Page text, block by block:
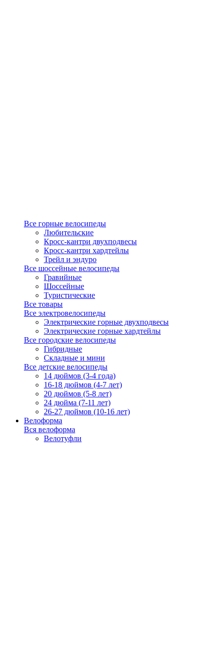
Все горные велосипеды
Любительские
Кросс-кантри двухподвесы
Кросс-кантри хардтейлы
Трейл и эндуро
Все шоссейные велосипеды
Гравийные
Шоссейные
Туристические
Все товары
Все электровелосипеды
Электрические горные двухподвесы
Электрические горные хардтейлы
Все городские велосипеды
Гибридные
Складные и мини
Все детские велосипеды
14 дюймов (3-4 года)
16-18 дюймов (4-7 лет)
20 дюймов (5-8 лет)
24 дюйма (7-11 лет)
26-27 дюймов (10-16 лет)
Велоформа
Вся велоформа
Велотуфли